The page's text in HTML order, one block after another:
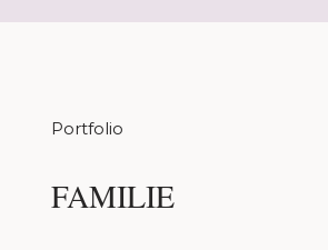
Portfolio
FAMILIE